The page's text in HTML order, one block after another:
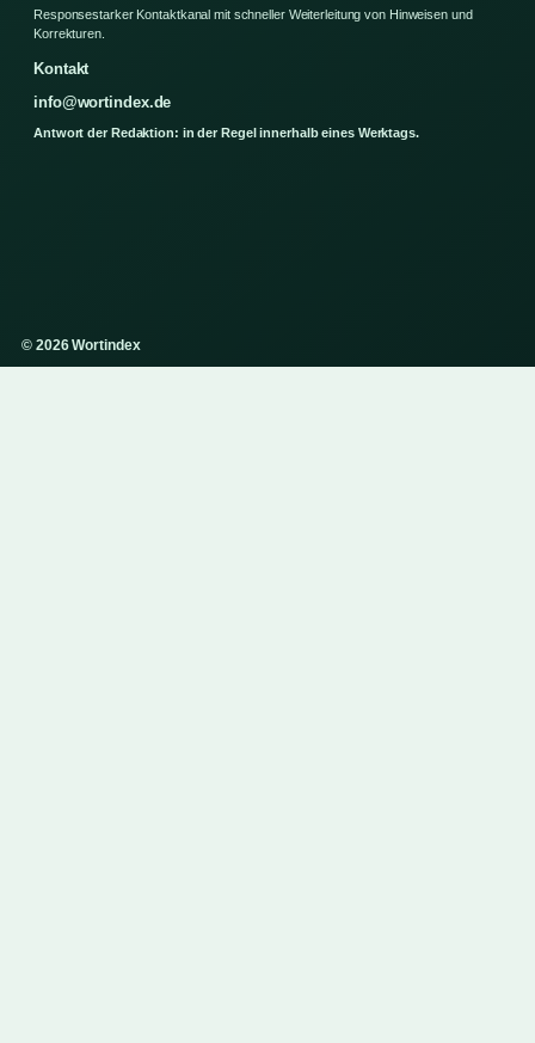
Responsestarker Kontaktkanal mit schneller Weiterleitung von Hinweisen und
Korrekturen.
Kontakt
info@wortindex.de
Antwort der Redaktion: in der Regel innerhalb eines Werktags.
© 2026 Wortindex